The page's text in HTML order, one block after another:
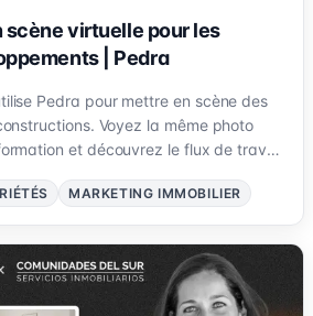
scène virtuelle pour les
| Pedra
Pedra pour mettre en scène des
Voyez la même photo
et découvrez le flux de travail
MARKETING IMMOBILIER